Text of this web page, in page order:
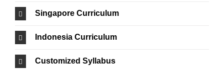
Singapore Curriculum
Indonesia Curriculum
Customized Syllabus